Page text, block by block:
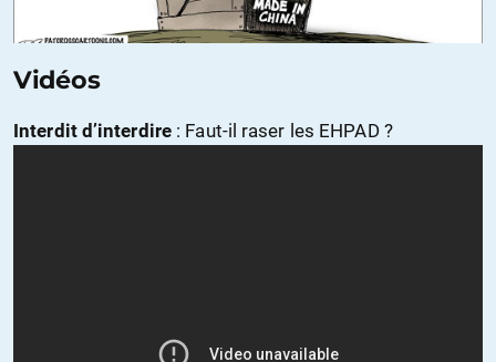
Vidéos
Interdit d’interdire : Faut-il raser les EHPAD ?